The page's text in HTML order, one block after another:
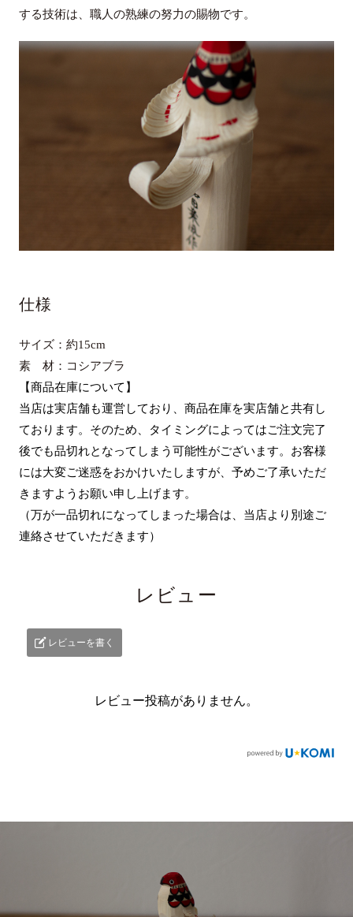
する技術は、職人の熟練の努力の賜物です。
仕様
サイズ：約15cm
素 材：コシアブラ
【商品在庫について】
当店は実店舗も運営しており、商品在庫を実店舗と共有し
ております。そのため、タイミングによってはご注文完了
後でも品切れとなってしまう可能性がございます。お客様
には大変ご迷惑をおかけいたしますが、予めご了承いただ
きますようお願い申し上げます。
（万が一品切れになってしまった場合は、当店より別途ご
連絡させていただきます）
レビュー
レビューを書く
レビュー投稿がありません。